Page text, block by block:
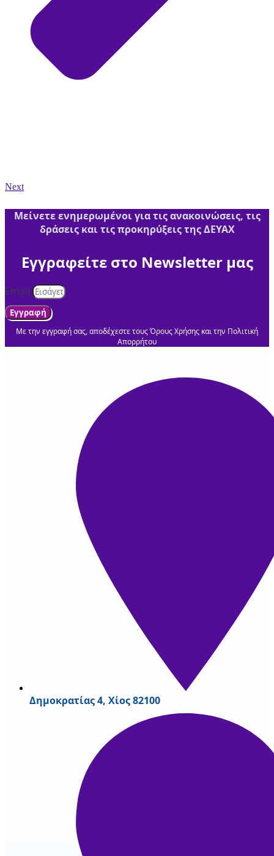
Next
Μείνετε ενημερωμένοι για τις ανακοινώσεις, τις
δράσεις και τις προκηρύξεις της ΔΕΥΑΧ
Εγγραφείτε στο Newsletter μας
Email
Εγγραφή
Με την εγγραφή σας, αποδέχεστε τους Όρους Χρήσης και την Πολιτική
Απορρήτου
Δημοκρατίας 4, Χίος 82100